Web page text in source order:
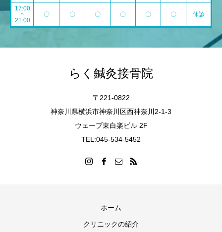
17:00
~
21:00
〇 〇 〇 〇 〇 〇 休診
らく鍼灸接骨院
〒221-0822
神奈川県横浜市神奈川区西神奈川2-1-3
ウェーブ東白楽ビル 2F
TEL:045-534-5452
ホーム
クリニックの紹介